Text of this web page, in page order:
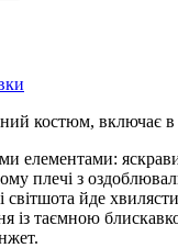
костюм, включає в
елементами:
плечі з
світшота йде
із таємною